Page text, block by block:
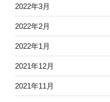
2022年3月
2022年2月
2022年1月
2021年12月
2021年11月